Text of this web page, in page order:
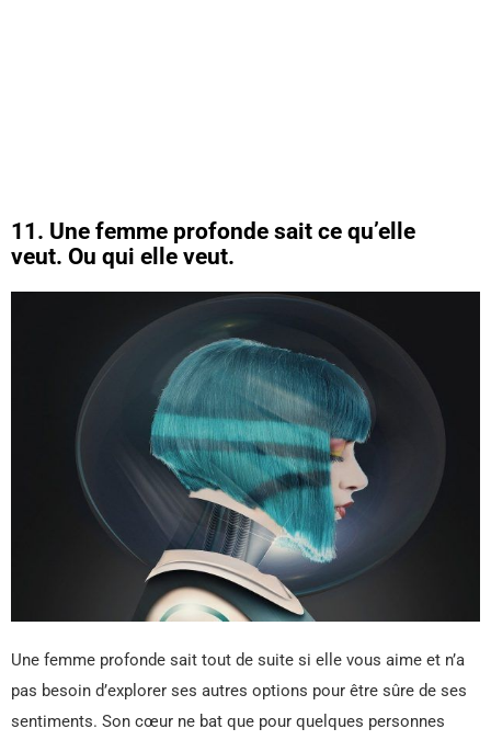
11. Une femme profonde sait ce qu’elle
veut. Ou qui elle veut.
Une femme profonde sait tout de suite si elle vous aime et n’a
pas besoin d’explorer ses autres options pour être sûre de ses
sentiments. Son cœur ne bat que pour quelques personnes